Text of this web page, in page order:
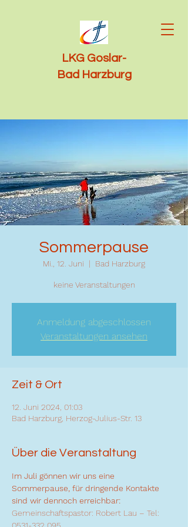
LKG Goslar-
Bad Harzburg
Sommerpause
Mi., 12. Juni
  |
Bad Harzburg
keine Veranstaltungen
Anmeldung abgeschlossen
Veranstaltungen ansehen
Zeit & Ort
12. Juni 2024, 01:03
Bad Harzburg, Herzog-Julius-Str. 13
Über die Veranstaltung
Im Juli gönnen wir uns eine
Sommerpause, für dringende Kontakte
sind wir dennoch erreichbar:
Gemeinschaftspastor: Robert Lau – Tel: